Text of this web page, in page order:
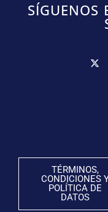
SÍGUENOS
TÉRMINOS,
CONDICIONES
POLÍTICA DE
DATOS